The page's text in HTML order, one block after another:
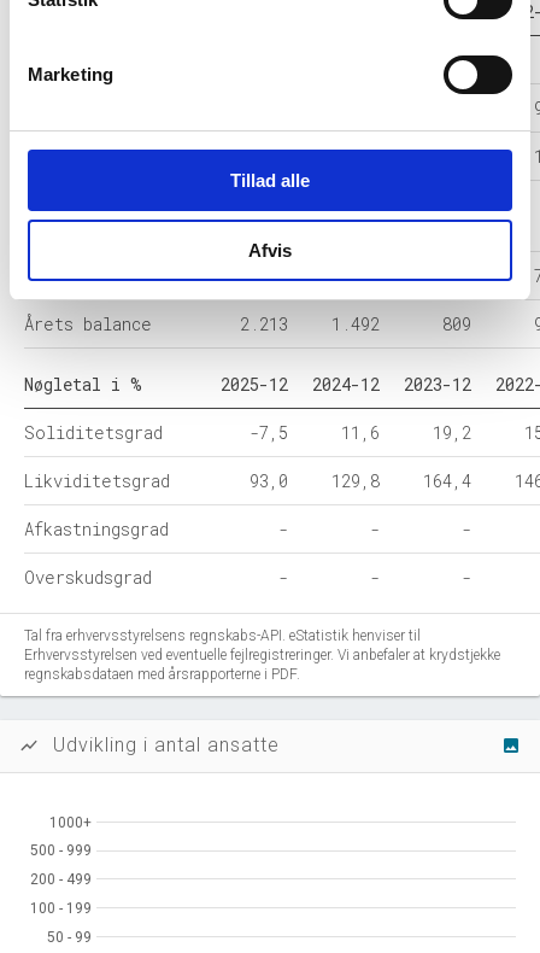
Marketing
Tillad alle
Afvis
Balance i 1000 DKK 2023-12
-
Egenkapital -166 173 156
Hensatte
forpligtelser
- - -
Gældsforpligtelser 2.379 1.318 654
Årets balance 2.213 1.492 809
Nøgletal i % 2025-12 2024-12 2023-12
Soliditetsgrad -7,5 11,6 19,2
Likviditetsgrad 93,0 129,8 164,4
Afkastningsgrad - - -
Overskudsgrad - - -
Tal fra erhvervsstyrelsens regnskabs-API. eStatistik henviser til
Erhvervsstyrelsen ved eventuelle fejlregistreringer. Vi anbefaler at krydstjekke
regnskabsdataen med årsrapporterne i PDF.
show_chart Udvikling i antal ansatte image
50 - 99
50 - 99
100 - 199
100 - 199
200 - 499
200 - 499
500 - 999
500 - 999
1000+
1000+